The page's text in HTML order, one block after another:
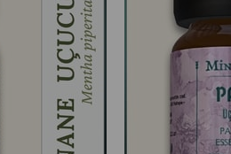
%30İndirim